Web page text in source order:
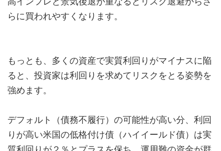
らに買われやすくなります。
もっとも、多くの資産で実質利回りがマイナスに陥
ると、投資家は利回りを求めてリスクをとる姿勢を
強めます。
デフォルト（債務不履行）の可能性が高い分、利回
りが高い米国の低格付け債（ハイイールド債）は実